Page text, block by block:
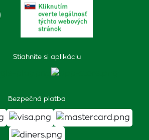
Stiahnite si aplikáciu
Bezpečná platba